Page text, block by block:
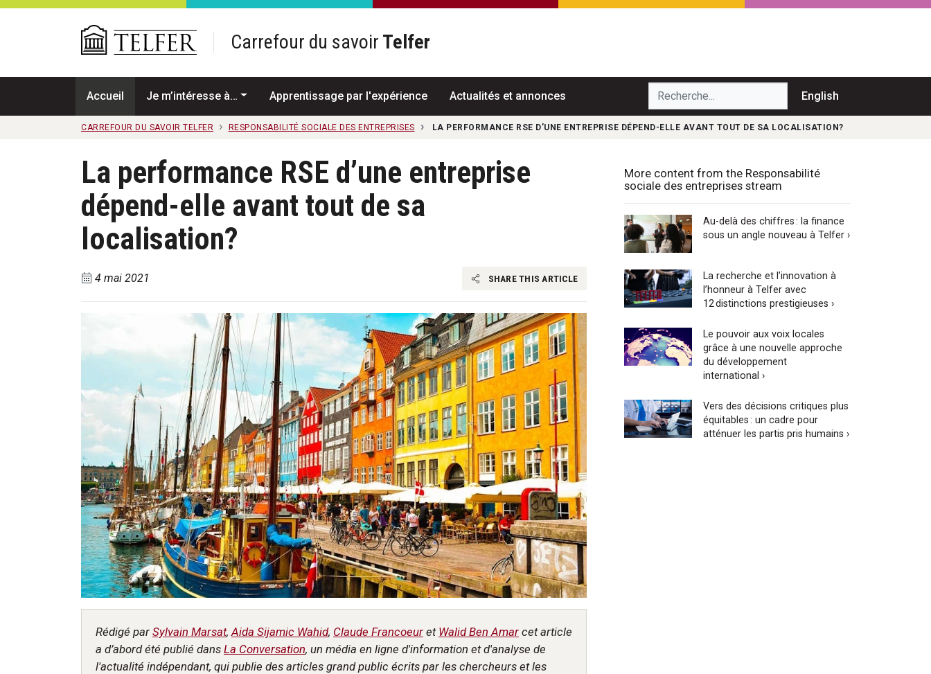
Passer au contenu principal
Carrefour du savoir Telfer
Accueil Je m’intéresse à… Apprentissage par l'expérience Actualités et annonces Recherche... English
CARREFOUR DU SAVOIR TELFER RESPONSABILITÉ SOCIALE DES ENTREPRISES LA PERFORMANCE RSE D’UNE ENTREPRISE DÉPEND-ELLE AVANT TOUT DE SA LOCALISATION?
La performance RSE d’une entreprise
dépend-elle avant tout de sa
localisation?
4 mai 2021 SHARE THIS ARTICLE
Rédigé par Sylvain Marsat, Aida Sijamic Wahid, Claude Francoeur et Walid Ben Amar cet article
a d’abord été publié dans La Conversation, un média en ligne d'information et d'analyse de
l'actualité indépendant, qui publie des articles grand public écrits par les chercheurs et les
More content from the Responsabilité
sociale des entreprises stream
Au-delà des chiffres : la finance
sous un angle nouveau à Telfer ›
La recherche et l’innovation à
l’honneur à Telfer avec
12 distinctions prestigieuses ›
Le pouvoir aux voix locales
grâce à une nouvelle approche
du développement
international ›
Vers des décisions critiques plus
équitables : un cadre pour
atténuer les partis pris humains ›